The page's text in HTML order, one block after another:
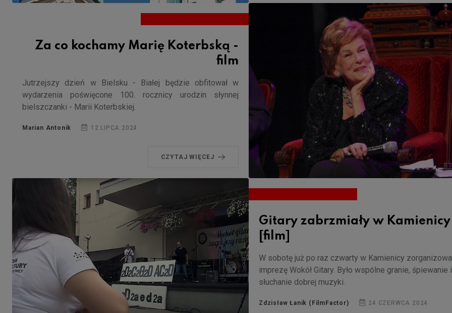
Za co kochamy Marię Koterbską -
film
Jutrzejszy dzień w Bielsku - Białej będzie obfitował w
wydarzenia poświęcone 100. rocznicy urodzin słynnej
bielszczanki - Marii Koterbskiej.
Marian Antonik 12 LIPCA 2024
CZYTAJ WIĘCEJ
Gitary zabrzmiały w Kamienicy
[film]
W sobotę już po raz czwarty w Kamienicy
imprezę Wokół Gitary. Było wspólne granie, śpiewanie i
słuchanie dobrej muzyki.
Zdzisław Łanik (FilmFactor) 24 CZERWCA 2024